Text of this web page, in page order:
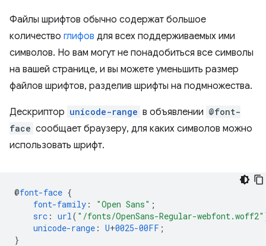
Файлы шрифтов обычно содержат большое
количество глифов для всех поддерживаемых ими
символов. Но вам могут не понадобиться все символы
на вашей странице, и вы можете уменьшить размер
файлов шрифтов, разделив шрифты на подмножества.
Дескриптор unicode-range в объявлении @font-
face сообщает браузеру, для каких символов можно
использовать шрифт.
@font-face {
font-family : "Open Sans" ;
src : url ( "/fonts/OpenSans-Regular-webfont.woff2"
unicode-range : U+0025-00FF ;
}